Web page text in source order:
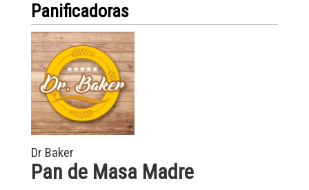
Panificadoras
Dr Baker
Pan de Masa Madre